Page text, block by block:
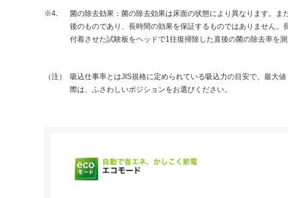
※4.
菌の除去効果：菌の除去効果は床面の状態により異なります。
後のものであり、長時間の効果を保証するものではありません
付着させた試験板をヘッドで1往復掃除した直後の菌の除去率を
（注）
吸込仕事率とはJIS規格に定められている吸込力の目安で、最大
際は、ふさわしいポジションをお選びください。